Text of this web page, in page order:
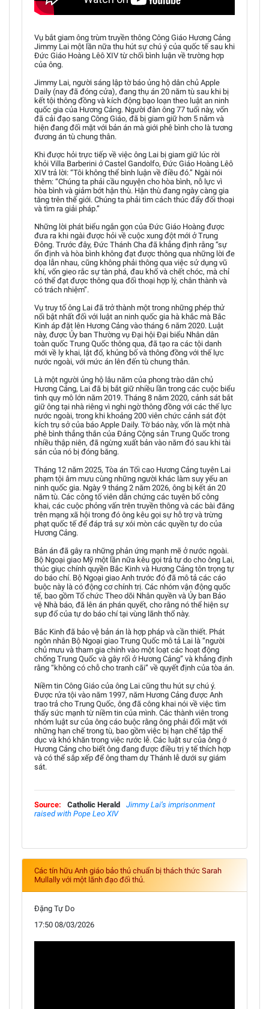
Vụ bắt giam ông trùm truyền thông Công Giáo Hương Cảng
Jimmy Lai một lần nữa thu hút sự chú ý của quốc tế sau khi
Đức Giáo Hoàng Lêô XIV từ chối bình luận về trường hợp
của ông.
Jimmy Lai, người sáng lập tờ báo ủng hộ dân chủ Apple
Daily (nay đã đóng cửa), đang thụ án 20 năm tù sau khi bị
kết tội thông đồng và kích động bạo loạn theo luật an ninh
quốc gia của Hương Cảng. Người đàn ông 77 tuổi này, vốn
đã cải đạo sang Công Giáo, đã bị giam giữ hơn 5 năm và
hiện đang đối mặt với bản án mà giới phê bình cho là tương
đương án tù chung thân.
Khi được hỏi trực tiếp về việc ông Lai bị giam giữ lúc rời
khỏi Villa Barberini ở Castel Gandolfo, Đức Giáo Hoàng Lêô
XIV trả lời: “Tôi không thể bình luận về điều đó.” Ngài nói
thêm: “Chúng ta phải cầu nguyện cho hòa bình, nỗ lực vì
hòa bình và giảm bớt hận thù. Hận thù đang ngày càng gia
tăng trên thế giới. Chúng ta phải tìm cách thúc đẩy đối thoại
và tìm ra giải pháp.”
Những lời phát biểu ngắn gọn của Đức Giáo Hoàng được
đưa ra khi ngài được hỏi về cuộc xung đột mới ở Trung
Đông. Trước đây, Đức Thánh Cha đã khẳng định rằng “sự
ổn định và hòa bình không đạt được thông qua những lời đe
dọa lẫn nhau, cũng không phải thông qua việc sử dụng vũ
khí, vốn gieo rắc sự tàn phá, đau khổ và chết chóc, mà chỉ
có thể đạt được thông qua đối thoại hợp lý, chân thành và
có trách nhiệm”.
Vụ truy tố ông Lai đã trở thành một trong những phép thử
nổi bật nhất đối với luật an ninh quốc gia hà khắc mà Bắc
Kinh áp đặt lên Hương Cảng vào tháng 6 năm 2020. Luật
này, được Ủy ban Thường vụ Đại hội Đại biểu Nhân dân
toàn quốc Trung Quốc thông qua, đã tạo ra các tội danh
mới về ly khai, lật đổ, khủng bố và thông đồng với thế lực
nước ngoài, với mức án lên đến tù chung thân.
Là một người ủng hộ lâu năm của phong trào dân chủ
Hương Cảng, Lai đã bị bắt giữ nhiều lần trong các cuộc biểu
tình quy mô lớn năm 2019. Tháng 8 năm 2020, cảnh sát bắt
giữ ông tại nhà riêng vì nghi ngờ thông đồng với các thế lực
nước ngoài, trong khi khoảng 200 viên chức cảnh sát đột
kích trụ sở của báo Apple Daily. Tờ báo này, vốn là một nhà
phê bình thẳng thắn của Đảng Cộng sản Trung Quốc trong
nhiều thập niên, đã ngừng xuất bản vào năm đó sau khi tài
sản của nó bị đóng băng.
Tháng 12 năm 2025, Tòa án Tối cao Hương Cảng tuyên Lai
phạm tội âm mưu cùng những người khác làm suy yếu an
ninh quốc gia. Ngày 9 tháng 2 năm 2026, ông bị kết án 20
năm tù. Các công tố viên dẫn chứng các tuyên bố công
khai, các cuộc phỏng vấn trên truyền thông và các bài đăng
trên mạng xã hội trong đó ông kêu gọi sự hỗ trợ và trừng
phạt quốc tế để đáp trả sự xói mòn các quyền tự do của
Hương Cảng.
Bản án đã gây ra những phản ứng mạnh mẽ ở nước ngoài.
Bộ Ngoại giao Mỹ một lần nữa kêu gọi trả tự do cho ông Lai,
thúc giục chính quyền Bắc Kinh và Hương Cảng tôn trọng tự
do báo chí. Bộ Ngoại giao Anh trước đó đã mô tả các cáo
buộc này là có động cơ chính trị. Các nhóm vận động quốc
tế, bao gồm Tổ chức Theo dõi Nhân quyền và Ủy ban Bảo
vệ Nhà báo, đã lên án phán quyết, cho rằng nó thể hiện sự
sụp đổ của tự do báo chí tại vùng lãnh thổ này.
Bắc Kinh đã bảo vệ bản án là hợp pháp và cần thiết. Phát
ngôn nhân Bộ Ngoại giao Trung Quốc mô tả Lai là “người
chủ mưu và tham gia chính vào một loạt các hoạt động
chống Trung Quốc và gây rối ở Hương Cảng” và khẳng định
rằng “không có chỗ cho tranh cãi” về quyết định của tòa án.
Niềm tin Công Giáo của ông Lai cũng thu hút sự chú ý.
Được rửa tội vào năm 1997, năm Hương Cảng được Anh
trao trả cho Trung Quốc, ông đã công khai nói về việc tìm
thấy sức mạnh từ niềm tin của mình. Các thành viên trong
nhóm luật sư của ông cáo buộc rằng ông phải đối mặt với
những hạn chế trong tù, bao gồm việc bị hạn chế tập thể
dục và khó khăn trong việc rước lễ. Các luật sư của ông ở
Hương Cảng cho biết ông đang được điều trị y tế thích hợp
và có thể sắp xếp để ông tham dự Thánh lễ dưới sự giám
sát.
Source: Catholic Herald
Jimmy Lai’s imprisonment
raised with Pope Leo XIV
Các tín hữu Anh giáo bảo thủ chuẩn bị thách thức Sarah
Mullally với một lãnh đạo đối thủ.
Đặng Tự Do
17:50 08/03/2026